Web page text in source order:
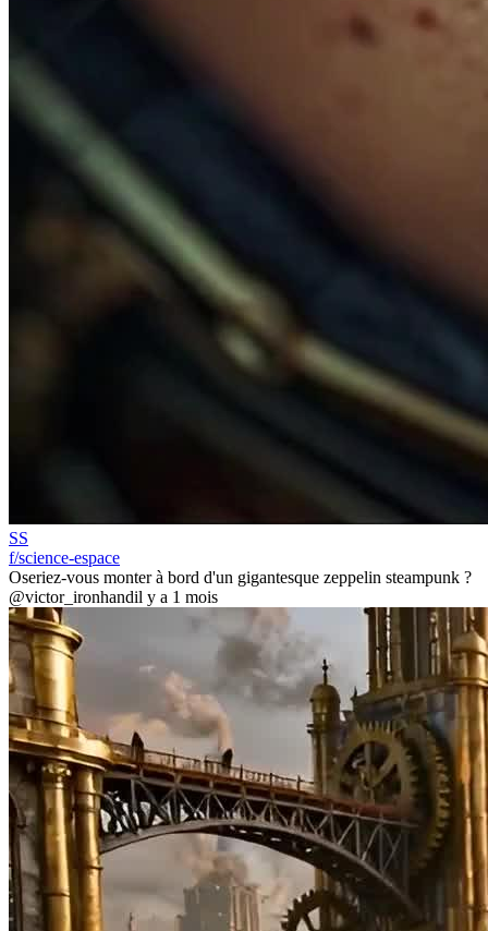
SS
f/science-espace
Oseriez-vous monter à bord d'un gigantesque zeppelin steampunk ?
@victor_ironhandil y a 1 mois